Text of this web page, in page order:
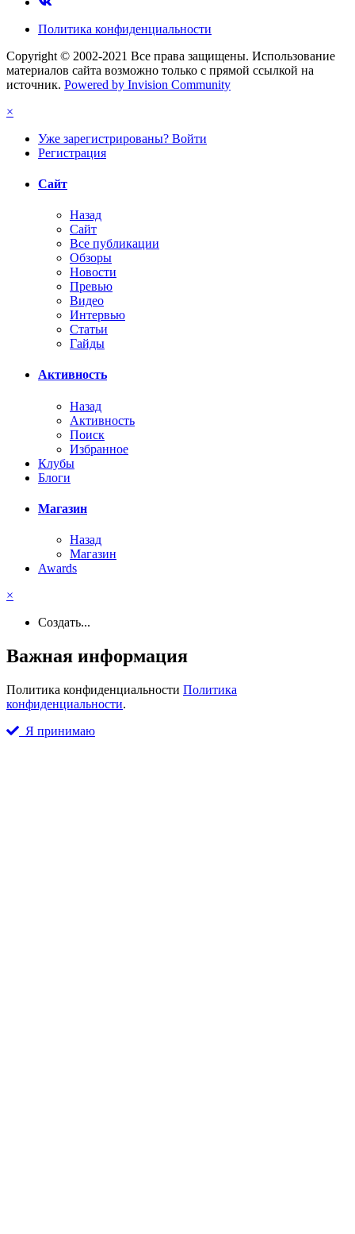
Политика конфиденциальности
Copyright © 2002-2021 Все права защищены. Использование
материалов сайта возможно только с прямой ссылкой на
источник. Powered by Invision Community
×
Уже зарегистрированы? Войти
Регистрация
Сайт
Назад
Сайт
Все публикации
Обзоры
Новости
Превью
Видео
Интервью
Статьи
Гайды
Активность
Назад
Активность
Поиск
Избранное
Клубы
Блоги
Магазин
Назад
Магазин
Awards
×
Создать...
Важная информация
Политика конфиденциальности Политика
конфиденциальности.
Я принимаю